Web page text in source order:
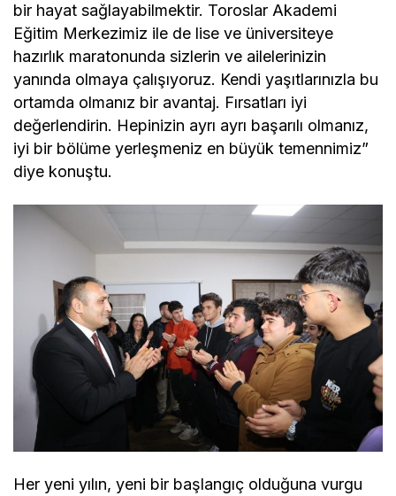
bir hayat sağlayabilmektir. Toroslar Akademi
Eğitim Merkezimiz ile de lise ve üniversiteye
hazırlık maratonunda sizlerin ve ailelerinizin
yanında olmaya çalışıyoruz. Kendi yaşıtlarınızla bu
ortamda olmanız bir avantaj. Fırsatları iyi
değerlendirin. Hepinizin ayrı ayrı başarılı olmanız,
iyi bir bölüme yerleşmeniz en büyük temennimiz”
diye konuştu.
Her yeni yılın, yeni bir başlangıç olduğuna vurgu